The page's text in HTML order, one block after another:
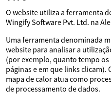
O website utiliza a ferramenta
Wingify Software Pvt. Ltd. na
Uma ferramenta denominada
website para analisar a
(por exemplo, quanto tempo
páginas e em que links
mapa de calor atua como
de processamento de dados.